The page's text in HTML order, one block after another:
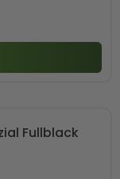
Fullblack